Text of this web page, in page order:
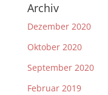
Archiv
Dezember 2020
Oktober 2020
September 2020
Februar 2019